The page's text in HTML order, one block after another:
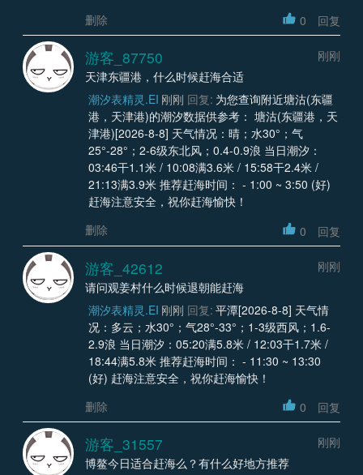
删除
0 回复
游客_87750
刚刚
天津东疆港，什么时候赶海合适
潮汐表精灵.EI 刚刚 回复: 为您查询附近塘沽(东疆
港，天津港)的潮汐数据供参考： 塘沽(东疆港，天
津港)[2026-8-8] 天气情况：晴；水30°；气
25°-28°；2-6级东北风；0.4-0.9浪 当日潮汐：
03:46干1.1米 / 10:08满3.6米 / 15:58干2.4米 /
21:13满3.9米 推荐赶海时间： - 1:00 ~ 3:50 (好)
赶海注意安全，祝你赶海愉快！
删除
0 回复
游客_42612
刚刚
请问观姜村什么时候退朝能赶海
潮汐表精灵.EI 刚刚 回复: 平潭[2026-8-8] 天气情
况：多云；水30°；气28°-33°；1-3级西风；1.6-
2.9浪 当日潮汐：05:20满5.8米 / 12:03干1.7米 /
18:44满5.8米 推荐赶海时间： - 11:30 ~ 13:30
(好) 赶海注意安全，祝你赶海愉快！
删除
0 回复
游客_31557
刚刚
博鳌今日适合赶海么？有什么好地方推荐